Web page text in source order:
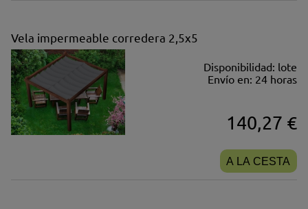
Vela impermeable corredera 2,5x5
Disponibilidad: lote
Envío en: 24 horas
140,27 €
A LA CESTA